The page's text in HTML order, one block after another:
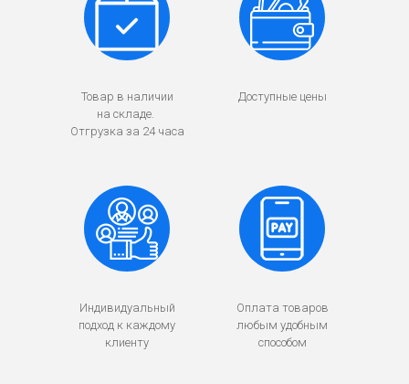
Товар в наличии
на складе.
Отгрузка за 24 часа
Доступные цены
Индивидуальный
подход к каждому
клиенту
Оплата товаров
любым удобным
способом